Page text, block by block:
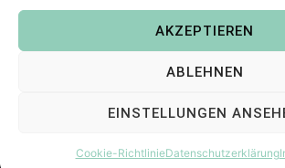
AKZEPTIEREN
ABLEHNEN
EINSTELLUNGEN
Cookie-RichtlinieDatenschutzerklärung
Copyright © 2022Steffis Kreativkiste –
Digistamps und Freebies in SVG, PNG,